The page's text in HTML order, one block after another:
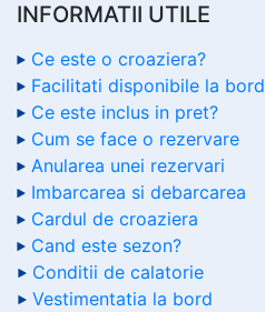
INFORMATII UTILE
Ce este o croaziera?
Facilitati disponibile la bord
Ce este inclus in pret?
Cum se face o rezervare
Anularea unei rezervari
Imbarcarea si debarcarea
Cardul de croaziera
Cand este sezon?
Conditii de calatorie
Vestimentatia la bord